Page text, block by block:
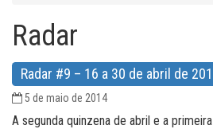
Radar
Radar #9 – 16 a 30 de abril de
5 de maio de 2014
A segunda quinzena de abril e a